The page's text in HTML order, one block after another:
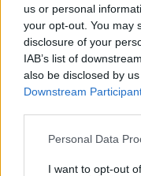
us or personal
your opt-out. You may
disclosure of your
IAB’s list of
also be disclosed by
Downstream
Personal Data
I want to opt-out
ΣΟΥΗΔΙΑ:Ο
Μπαρσίμδεν
το 2023. Ο 31χρονος
με στόχο να
συνεχόμενο
Πρωταθλήματα στα
Μπούμπκαέχει 6